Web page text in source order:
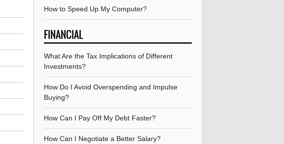
How to Speed Up My Computer?
FINANCIAL
What Are the Tax Implications of Different
Investments?
How Do I Avoid Overspending and Impulse
Buying?
How Can I Pay Off My Debt Faster?
How Can I Negotiate a Better Salary?